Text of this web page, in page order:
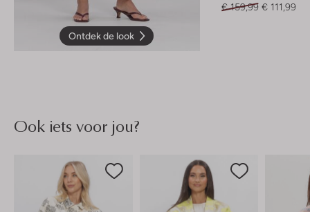
Ontdek de look
€ 159,99 € 111,99
Ook iets voor jou?